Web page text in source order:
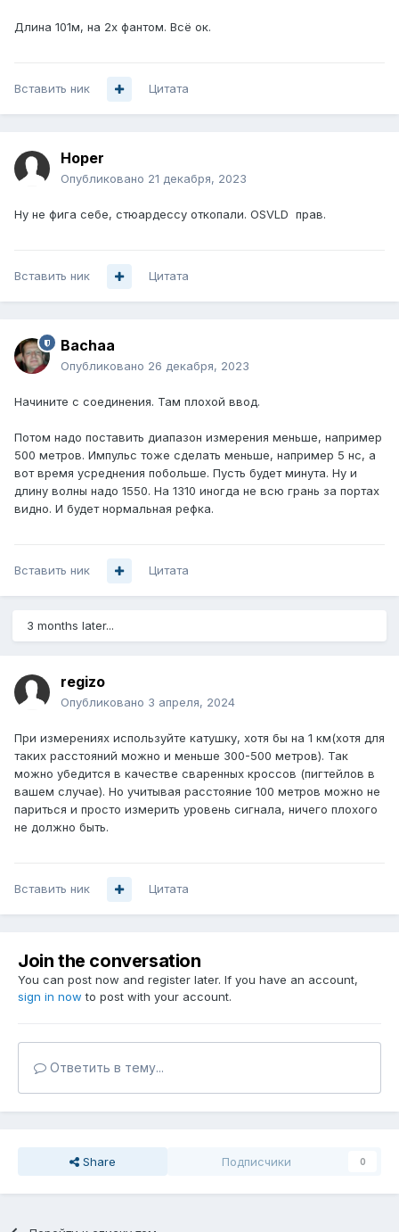
Длина 101м, на 2х фантом. Всё ок.
Вставить ник Цитата
Hoper
Опубликовано 21 декабря, 2023
Ну не фига себе, стюардессу откопали. OSVLD прав.
Вставить ник Цитата
Bachaa
Опубликовано 26 декабря, 2023
Начините с соединения. Там плохой ввод.
Потом надо поставить диапазон измерения меньше, например
500 метров. Импульс тоже сделать меньше, например 5 нс, а
вот время усреднения побольше. Пусть будет минута. Ну и
длину волны надо 1550. На 1310 иногда не всю грань за портах
видно. И будет нормальная рефка.
Вставить ник Цитата
3 months later...
regizo
Опубликовано 3 апреля, 2024
При измерениях используйте катушку, хотя бы на 1 км(хотя для
таких расстояний можно и меньше 300-500 метров). Так
можно убедится в качестве сваренных кроссов (пигтейлов в
вашем случае). Но учитывая расстояние 100 метров можно не
париться и просто измерить уровень сигнала, ничего плохого
не должно быть.
Вставить ник Цитата
Join the conversation
You can post now and register later. If you have an account,
sign in now to post with your account.
Ответить в тему...
Share Подписчики 0